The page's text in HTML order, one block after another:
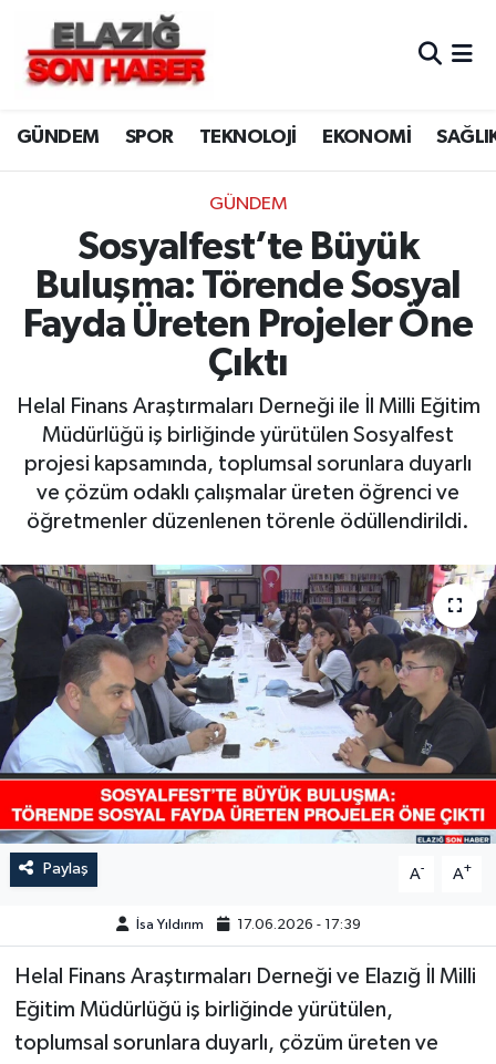
GÜNDEM SPOR TEKNOLOJİ EKONOMİ
GÜNDEM
Sosyalfest’te Büyük
Buluşma: Törende Sosyal
Fayda Üreten Projeler Öne
Çıktı
Helal Finans Araştırmaları Derneği ile İl Milli Eğitim
Müdürlüğü iş birliğinde yürütülen Sosyalfest
projesi kapsamında, toplumsal sorunlara duyarlı
ve çözüm odaklı çalışmalar üreten öğrenci ve
öğretmenler düzenlenen törenle ödüllendirildi.
Paylaş A- A+
İsa Yıldırım 17.06.2026 - 17:39
Helal Finans Araştırmaları Derneği ve Elazığ İl Milli
Eğitim Müdürlüğü iş birliğinde yürütülen,
toplumsal sorunlara duyarlı, çözüm üreten ve
CANLI YAYIN
ASAYİŞ
BİLİM VE TEKNOLOJİ
DÜNYA
EĞİTİM
ELAZIĞ
GENEL
HABERDE İNSAN
KÜLTÜR-SANAT
MAGAZİN
MEDYA
ÖZEL HABER
POLİTİKA
SAĞLIK
SİYASET
SPOR
Merkez Hava Durumu
Merkez Trafik Yoğunluk Haritası
Süper Lig Puan Durumu ve Fikstür
Tüm Manşetler
Son Dakika Haberleri